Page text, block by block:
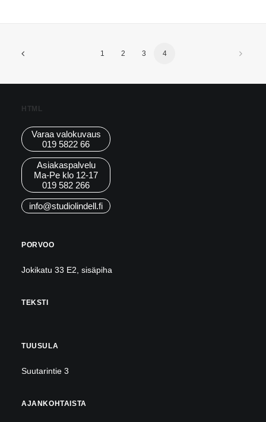
1 2 3 4
HTML
Varaa valokuvaus
019 5822 66
Asiakaspalvelu
Ma-Pe klo 12-17
019 582 266
info@studiolindell.fi
PORVOO
Jokikatu 33 E2, sisäpiha
TEKSTI
TUUSULA
Suutarintie 3
AJANKOHTAISTA